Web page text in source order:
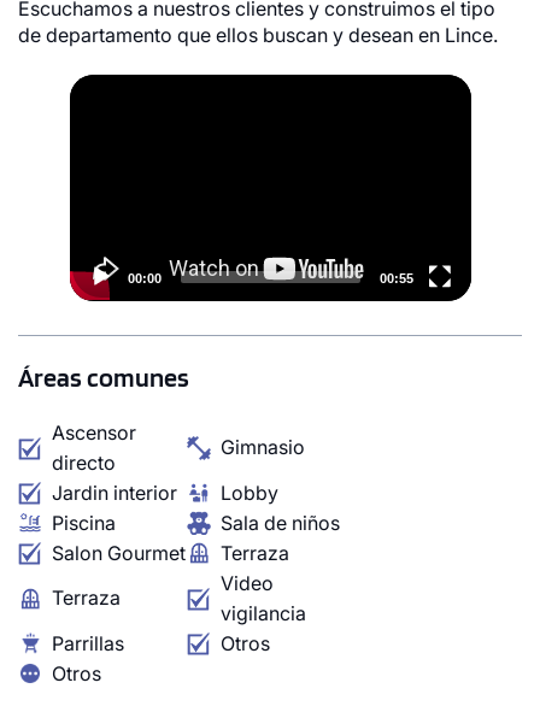
Escuchamos a nuestros clientes y construimos el tipo
de departamento que ellos buscan y desean en Lince.
Video
00:00 00:55
Áreas comunes
Ascensor
directo
Gimnasio
Jardin interior
Lobby
Piscina
Sala de niños
Salon Gourmet
Terraza
Terraza
Video
vigilancia
Parrillas
Otros
Otros